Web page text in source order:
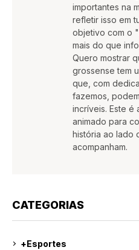
importantes na
refletir isso em
objetivo com o
mais do que
Quero mostrar
grossense tem
que, com
fazemos,
incríveis. Este é
animado para
história ao lado
acompanham.
CATEGORIAS
+Esportes